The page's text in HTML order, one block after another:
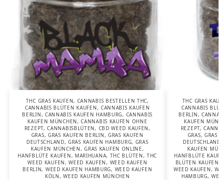
THC GRAS KAUFEN, CANNABIS BESTELLEN THC,
CANNABIS BLÜTEN KAUFEN, CANNABIS KAUFEN
BERLIN, CANNABIS KAUFEN HAMBURG, CANNABIS
KAUFEN MÜNCHEN,CANNABIS KAUFEN OHNE
REZEPT,CANNABISBLÜTEN, CBD WEED KAUFEN,
GRAS, GRAS KAUFEN BERLIN,GRAS KAUFEN
DEUTSCHLAND,GRAS KAUFEN HAMBURG, GRAS
KAUFEN MÜNCHEN,GRAS KAUFEN ONLINE,
HANFBLÜTE KAUFEN, MARIHUANA, THC BLÜTEN,THC
WEED KAUFEN,WEED KAUFEN, WEED KAUFEN
BERLIN, WEED KAUFEN HAMBURG, WEED KAUFEN
KÖLN,WEED KAUFEN MÜNCHEN
THC GRAS
CANNABIS
BERLIN,
KAUFEN
REZEPT,
GRAS,
KAUFEN
HANFBLÜTE
BLÜTEN
WEED KAUFEN,
HAMBURG,